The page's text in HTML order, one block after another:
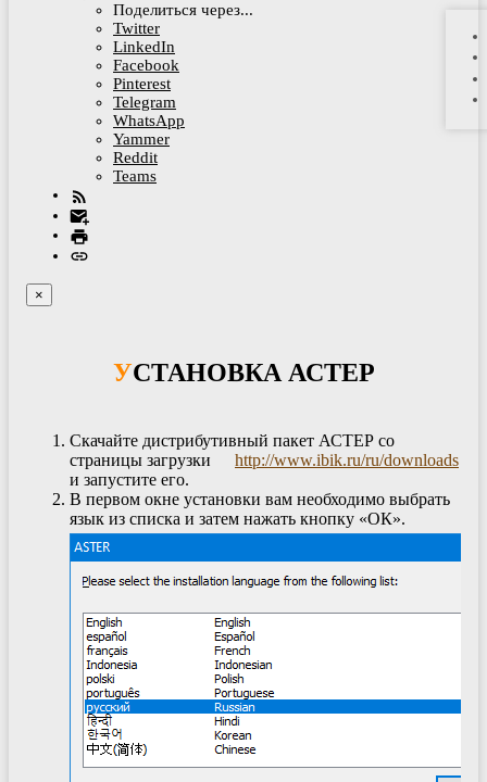
Поделиться через...
Twitter
LinkedIn
Facebook
Pinterest
Telegram
WhatsApp
Yammer
Reddit
Teams
×
УСТАНОВКА АСТЕР
Скачайте дистрибутивный пакет АСТЕР со
страницы загрузки
http://www.ibik.ru/ru/downloads
и запустите его.
В первом окне установки вам необходимо выбрать
язык из списка и затем нажать кнопку «ОК».